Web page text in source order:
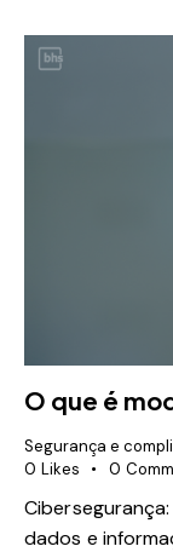
O que é
Segurança e
0 Likes 0
dados e